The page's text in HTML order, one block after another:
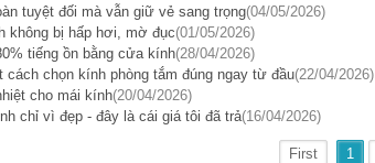
tuyệt đối mà vẫn giữ vẻ sang trọng(04/05/2026)
không bị hấp hơi, mờ đục(01/05/2026)
tiếng ồn bằng cửa kính(28/04/2026)
cách chọn kính phòng tắm đúng ngay từ đầu(22/04/2026)
cho mái kính(20/04/2026)
chỉ vì đẹp - đây là cái giá tôi đã trả(16/04/2026)
First 1